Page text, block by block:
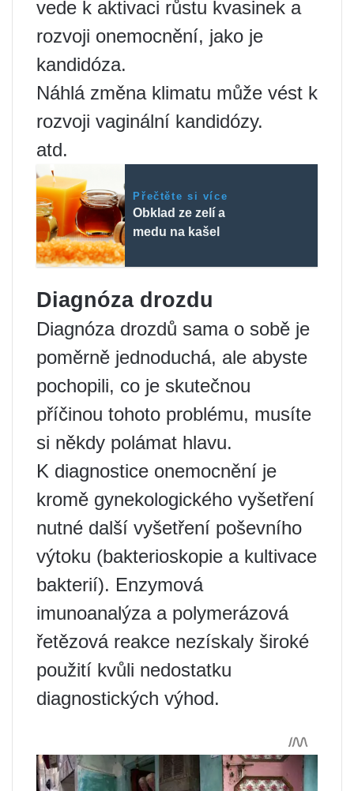
vede k aktivaci růstu kvasinek a
rozvoji onemocnění, jako je
kandidóza.
Náhlá změna klimatu může vést k
rozvoji vaginální kandidózy.
atd.
Přečtěte si více
Obklad ze zelí a
medu na kašel
Diagnóza drozdu
Diagnóza drozdů sama o sobě je
poměrně jednoduchá, ale abyste
pochopili, co je skutečnou
příčinou tohoto problému, musíte
si někdy polámat hlavu.
K diagnostice onemocnění je
kromě gynekologického vyšetření
nutné další vyšetření poševního
výtoku (bakterioskopie a kultivace
bakterií). Enzymová
imunoanalýza a polymerázová
řetězová reakce nezískaly široké
použití kvůli nedostatku
diagnostických výhod.